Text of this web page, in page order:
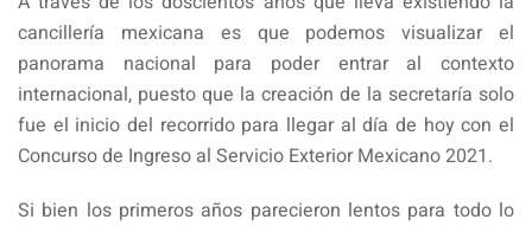
cancillería mexicana es que podemos visualizar el
panorama nacional para poder entrar al contexto
internacional, puesto que la creación de la secretaría solo
fue el inicio del recorrido para llegar al día de hoy con el
Concurso de Ingreso al Servicio Exterior Mexicano 2021.
Si bien los primeros años parecieron lentos para todo lo